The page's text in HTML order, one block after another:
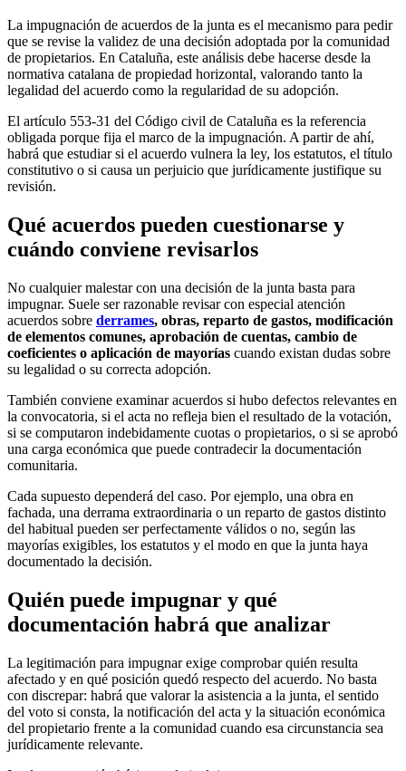
La impugnación de acuerdos de la junta es el mecanismo para pedir
que se revise la validez de una decisión adoptada por la comunidad
de propietarios. En Cataluña, este análisis debe hacerse desde la
normativa catalana de propiedad horizontal, valorando tanto la
legalidad del acuerdo como la regularidad de su adopción.
El artículo 553-31 del Código civil de Cataluña es la referencia
obligada porque fija el marco de la impugnación. A partir de ahí,
habrá que estudiar si el acuerdo vulnera la ley, los estatutos, el título
constitutivo o si causa un perjuicio que jurídicamente justifique su
revisión.
Qué acuerdos pueden cuestionarse y
cuándo conviene revisarlos
No cualquier malestar con una decisión de la junta basta para
impugnar. Suele ser razonable revisar con especial atención
acuerdos sobre derrames, obras, reparto de gastos, modificación
de elementos comunes, aprobación de cuentas, cambio de
coeficientes o aplicación de mayorías cuando existan dudas sobre
su legalidad o su correcta adopción.
También conviene examinar acuerdos si hubo defectos relevantes en
la convocatoria, si el acta no refleja bien el resultado de la votación,
si se computaron indebidamente cuotas o propietarios, o si se aprobó
una carga económica que puede contradecir la documentación
comunitaria.
Cada supuesto dependerá del caso. Por ejemplo, una obra en
fachada, una derrama extraordinaria o un reparto de gastos distinto
del habitual pueden ser perfectamente válidos o no, según las
mayorías exigibles, los estatutos y el modo en que la junta haya
documentado la decisión.
Quién puede impugnar y qué
documentación habrá que analizar
La legitimación para impugnar exige comprobar quién resulta
afectado y en qué posición quedó respecto del acuerdo. No basta
con discrepar: habrá que valorar la asistencia a la junta, el sentido
del voto si consta, la notificación del acta y la situación económica
del propietario frente a la comunidad cuando esa circunstancia sea
jurídicamente relevante.